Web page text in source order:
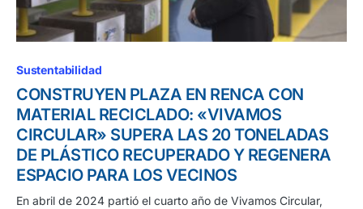
Sustentabilidad
CONSTRUYEN PLAZA EN RENCA CON
MATERIAL RECICLADO: «VIVAMOS
CIRCULAR» SUPERA LAS 20 TONELADAS
DE PLÁSTICO RECUPERADO Y REGENERA
ESPACIO PARA LOS VECINOS
En abril de 2024 partió el cuarto año de Vivamos Circular,